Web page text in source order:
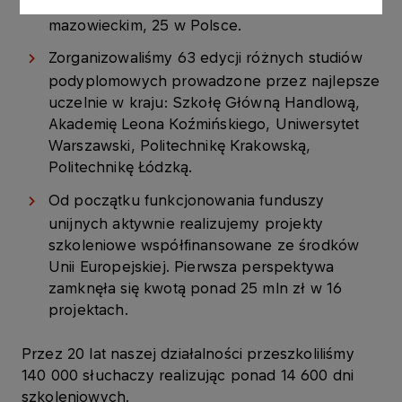
mazowieckim, 25 w Polsce.
Zorganizowaliśmy 63 edycji różnych studiów
podyplomowych prowadzone przez najlepsze
uczelnie w kraju: Szkołę Główną Handlową,
Akademię Leona Koźmińskiego, Uniwersytet
Warszawski, Politechnikę Krakowską,
Politechnikę Łódzką.
Od początku funkcjonowania funduszy
unijnych aktywnie realizujemy projekty
szkoleniowe współfinansowane ze środków
Unii Europejskiej. Pierwsza perspektywa
zamknęła się kwotą ponad 25 mln zł w 16
projektach.
Przez 20 lat naszej działalności przeszkoliliśmy
140 000 słuchaczy realizując ponad 14 600 dni
szkoleniowych.